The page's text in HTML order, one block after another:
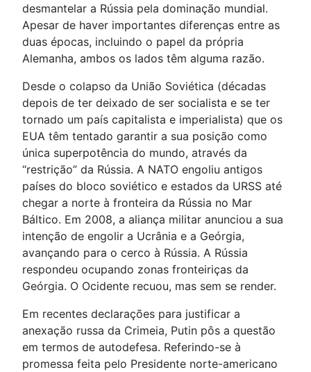
desmantelar a Rússia pela dominação mundial.
Apesar de haver importantes diferenças entre as
duas épocas, incluindo o papel da própria
Alemanha, ambos os lados têm alguma razão.
Desde o colapso da União Soviética (décadas
depois de ter deixado de ser socialista e se ter
tornado um país capitalista e imperialista) que os
EUA têm tentado garantir a sua posição como
única superpotência do mundo, através da
“restrição” da Rússia. A NATO engoliu antigos
países do bloco soviético e estados da URSS até
chegar a norte à fronteira da Rússia no Mar
Báltico. Em 2008, a aliança militar anunciou a sua
intenção de engolir a Ucrânia e a Geórgia,
avançando para o cerco à Rússia. A Rússia
respondeu ocupando zonas fronteiriças da
Geórgia. O Ocidente recuou, mas sem se render.
Em recentes declarações para justificar a
anexação russa da Crimeia, Putin pôs a questão
em termos de autodefesa. Referindo-se à
promessa feita pelo Presidente norte-americano